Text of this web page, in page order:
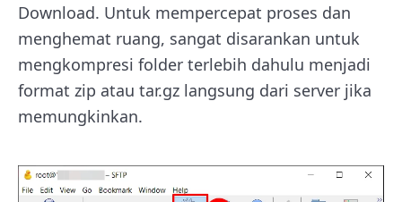
Download. Untuk mempercepat proses dan
menghemat ruang, sangat disarankan untuk
mengkompresi folder terlebih dahulu menjadi
format zip atau tar.gz langsung dari server jika
memungkinkan.